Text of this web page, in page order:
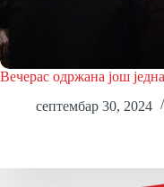
Вечерас одржана још
септембар 30, 2024